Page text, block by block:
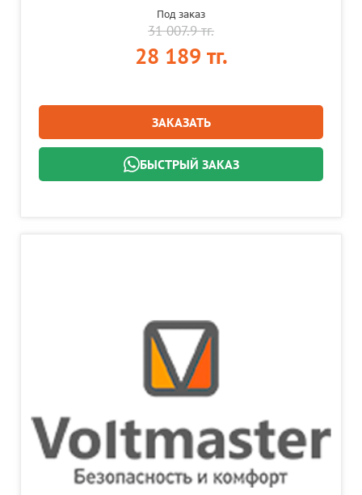
Под заказ
31 007.9 тг.
28 189 тг.
ЗАКАЗАТЬ
БЫСТРЫЙ ЗАКАЗ